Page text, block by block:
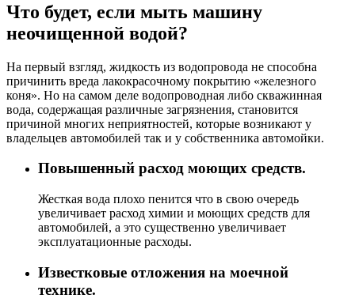
Что будет, если мыть машину
неочищенной водой?
На первый взгляд, жидкость из водопровода не способна
причинить вреда лакокрасочному покрытию «железного
коня». Но на самом деле водопроводная либо скважинная
вода, содержащая различные загрязнения, становится
причиной многих неприятностей, которые возникают у
владельцев автомобилей так и у собственника автомойки.
Повышенный расход моющих средств.
Жесткая вода плохо пенится что в свою очередь
увеличивает расход химии и моющих средств для
автомобилей, а это существенно увеличивает
эксплуатационные расходы.
Известковые отложения на моечной
технике.